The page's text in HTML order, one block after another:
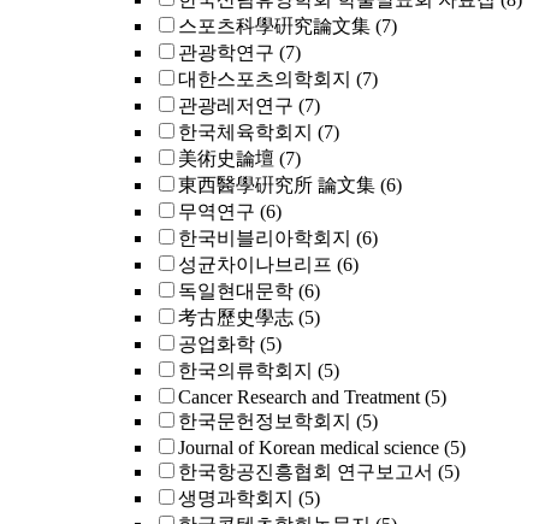
스포츠科學硏究論文集 (7)
관광학연구 (7)
대한스포츠의학회지 (7)
관광레저연구 (7)
한국체육학회지 (7)
美術史論壇 (7)
東西醫學硏究所 論文集 (6)
무역연구 (6)
한국비블리아학회지 (6)
성균차이나브리프 (6)
독일현대문학 (6)
考古歷史學志 (5)
공업화학 (5)
한국의류학회지 (5)
Cancer Research and Treatment (5)
한국문헌정보학회지 (5)
Journal of Korean medical science (5)
한국항공진흥협회 연구보고서 (5)
생명과학회지 (5)